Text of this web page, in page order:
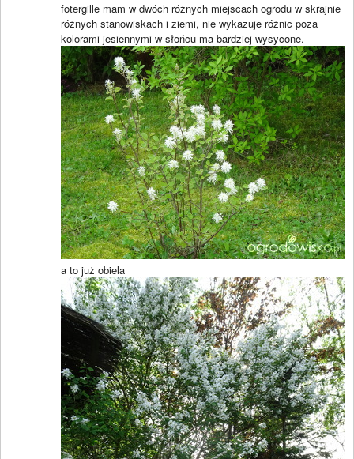
fotergille mam w dwóch różnych miejscach ogrodu w skrajnie
różnych stanowiskach i ziemi, nie wykazuje różnic poza
kolorami jesiennymi w słońcu ma bardziej wysycone.
a to już obiela